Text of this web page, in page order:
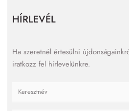
HÍRLEVÉL
Ha szeretnél értesülni
iratkozz fel hírlevelünkre.